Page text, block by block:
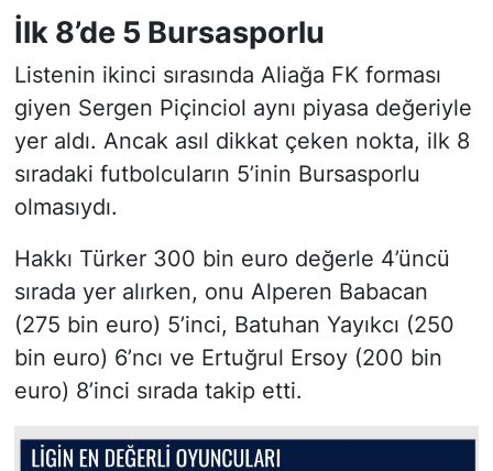
İlk 8’de 5 Bursasporlu
Listenin ikinci sırasında Aliağa FK forması
giyen Sergen Piçinciol aynı piyasa değeriyle
yer aldı. Ancak asıl dikkat çeken nokta, ilk 8
sıradaki futbolcuların 5’inin Bursasporlu
olmasıydı.
Hakkı Türker 300 bin euro değerle 4’üncü
sırada yer alırken, onu Alperen Babacan
(275 bin euro) 5’inci, Batuhan Yayıkcı (250
bin euro) 6’ncı ve Ertuğrul Ersoy (200 bin
euro) 8’inci sırada takip etti.